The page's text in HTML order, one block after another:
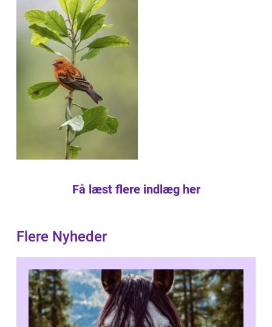
Få læst flere indlæg her
Flere Nyheder